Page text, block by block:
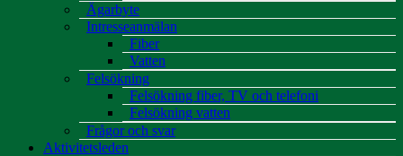
Ägarbyte
Intresseanmälan
Fiber
Vatten
Felsökning
Felsökning fiber, TV och telefoni
Felsökning vatten
Frågor och svar
Aktivitetsleden